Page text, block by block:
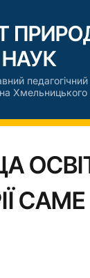
НАУК
педагогічний
Хмельницького
САМЕ